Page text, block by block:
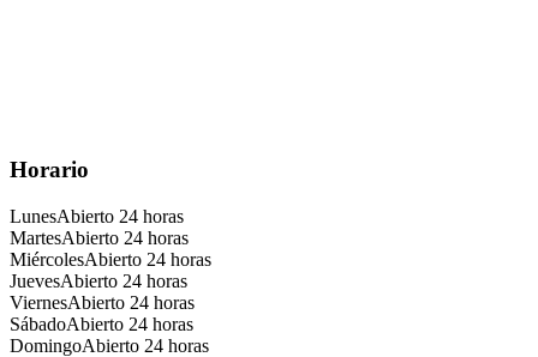
Horario
LunesAbierto 24 horas
MartesAbierto 24 horas
MiércolesAbierto 24 horas
JuevesAbierto 24 horas
ViernesAbierto 24 horas
SábadoAbierto 24 horas
DomingoAbierto 24 horas